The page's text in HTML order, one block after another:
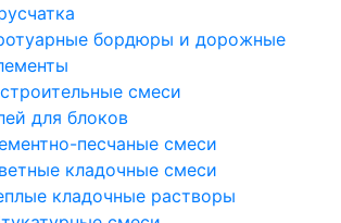
бордюры и дорожные
смеси
для блоков
песчаные смеси
кладочные смеси
кладочные растворы